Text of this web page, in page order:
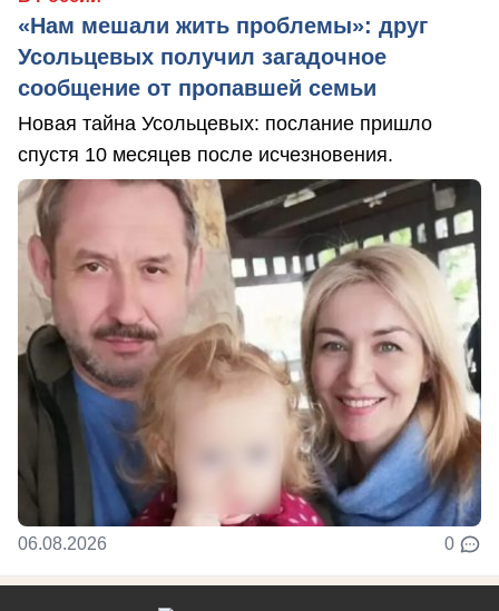
«Нам мешали жить проблемы»: друг
Усольцевых получил загадочное
сообщение от пропавшей семьи
Новая тайна Усольцевых: послание пришло
спустя 10 месяцев после исчезновения.
06.08.2026 0